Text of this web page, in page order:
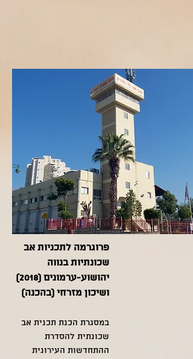
פרוגרמה לתכניות אב
שכונתיות בנווה
יהושוע-ערמונים (2018)
ושיכון מזרחי (בהכנה)
במסגרת הכנת תכנית אב
שכונתית להסדרת
ההתחדשות העירונית